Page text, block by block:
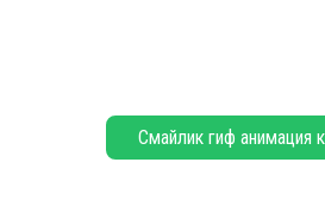
Смайлик гиф анимация